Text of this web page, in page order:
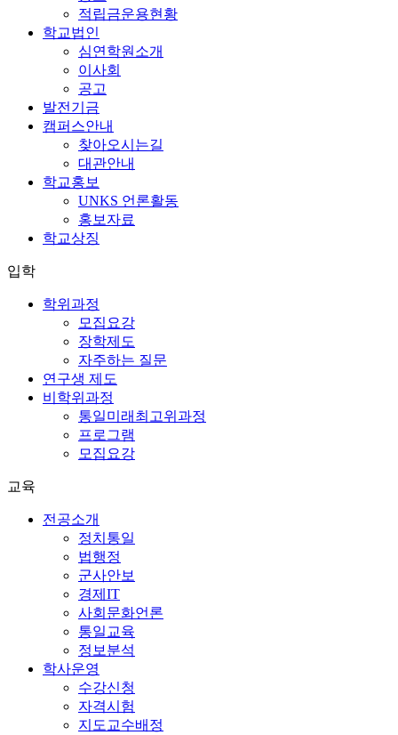
적립금운용현황
학교법인
심연학원소개
이사회
공고
발전기금
캠퍼스안내
찾아오시는길
대관안내
학교홍보
UNKS 언론활동
홍보자료
학교상징
입학
학위과정
모집요강
장학제도
자주하는 질문
연구생 제도
비학위과정
통일미래최고위과정
프로그램
모집요강
교육
전공소개
정치통일
법행정
군사안보
경제IT
사회문화언론
통일교육
정보분석
학사운영
수강신청
자격시험
지도교수배정